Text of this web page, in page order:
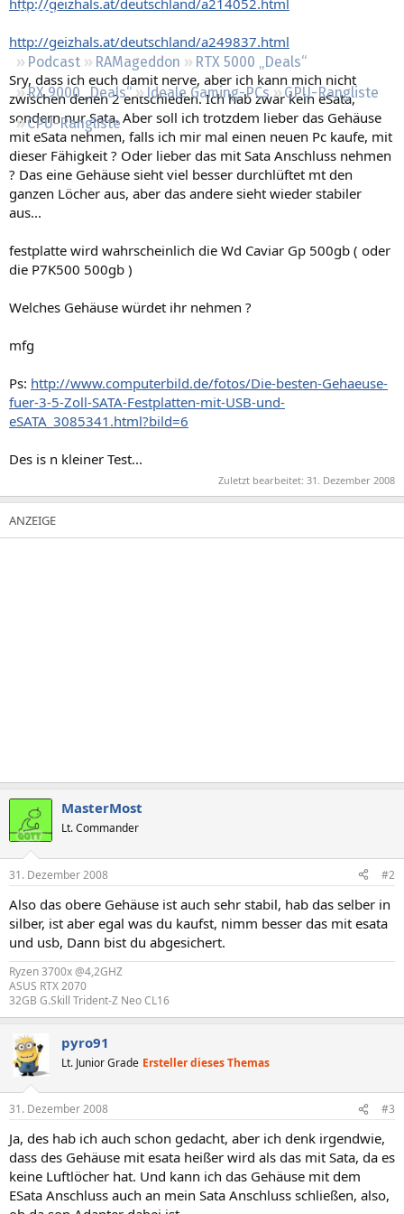
Regeln
Podcast RAMageddon
RTX 5000 „Deals“
RX 9000 „Deals“
Ideale Gaming-PCs
GPU-Rangliste
CPU-Rangliste
http://geizhals.at/deutschland/a249837.html
Sry, dass ich euch damit nerve, aber ich kann mich nicht
zwischen denen 2 entschieden. Ich hab zwar kein eSata,
sondern nur Sata. Aber soll ich trotzdem lieber das Gehäuse
mit eSata nehmen, falls ich mir mal einen neuen Pc kaufe, mit
dieser Fähigkeit ? Oder lieber das mit Sata Anschluss nehmen
? Das eine Gehäuse sieht viel besser durchlüftet mt den
ganzen Löcher aus, aber das andere sieht wieder stabiler
aus...
festplatte wird wahrscheinlich die Wd Caviar Gp 500gb ( oder
die P7K500 500gb )
Welches Gehäuse würdet ihr nehmen ?
mfg
Ps: http://www.computerbild.de/fotos/Die-besten-Gehaeuse-
fuer-3-5-Zoll-SATA-Festplatten-mit-USB-und-
eSATA_3085341.html?bild=6
Des is n kleiner Test...
Zuletzt bearbeitet: 31. Dezember 2008
MasterMost
Lt. Commander
31. Dezember 2008 #2
Also das obere Gehäuse ist auch sehr stabil, hab das selber in
silber, ist aber egal was du kaufst, nimm besser das mit esata
und usb, Dann bist du abgesichert.
Ryzen 3700x @4,2GHZ
ASUS RTX 2070
32GB G.Skill Trident-Z Neo CL16
pyro91
Lt. Junior Grade Ersteller dieses Themas
31. Dezember 2008 #3
Ja, des hab ich auch schon gedacht, aber ich denk irgendwie,
dass des Gehäuse mit esata heißer wird als das mit Sata, da es
keine Luftlöcher hat. Und kann ich das Gehäuse mit dem
ESata Anschluss auch an mein Sata Anschluss schließen, also,